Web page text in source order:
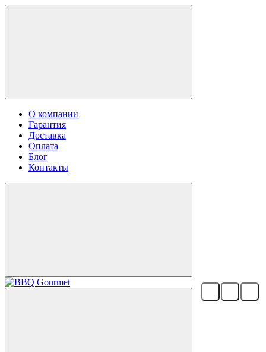
О компании
Гарантия
Доставка
Оплата
Блог
Контакты